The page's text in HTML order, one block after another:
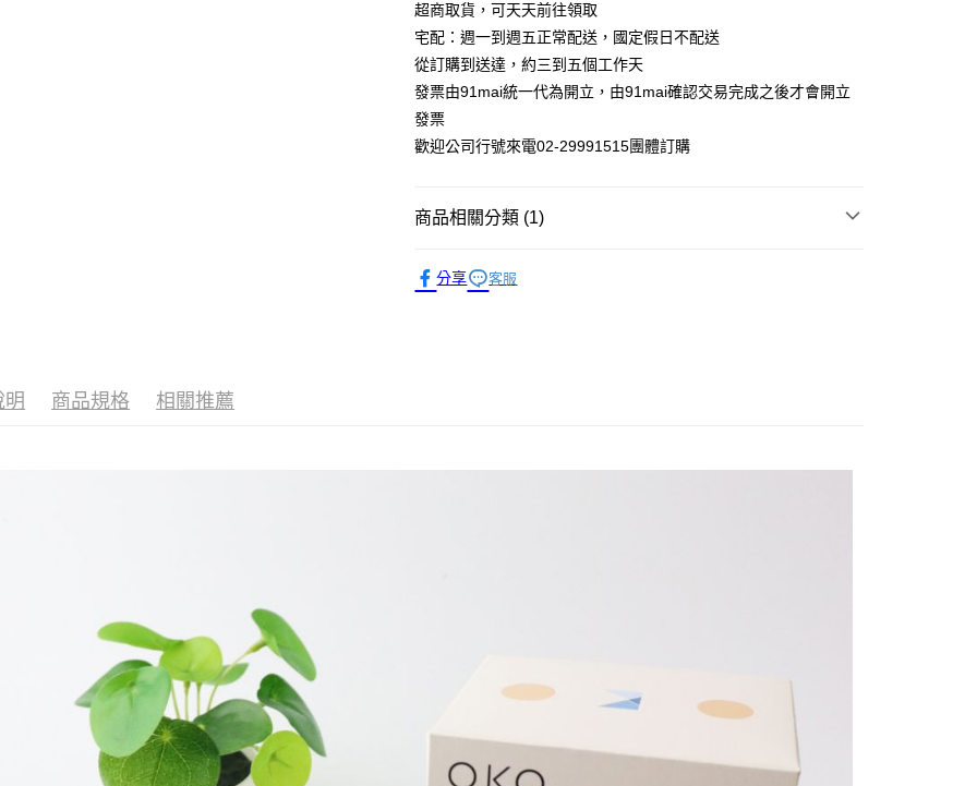
台灣樂天信用卡公司
台新國際商業銀行
台灣樂天信用卡公司
運送方式
全家付款取貨
每筆NT$100，滿NT$699(含以上)免運費
付款後全家取貨
每筆NT$100，滿NT$699(含以上)免運費
每筆NT$100，滿NT$699(含以上)免運費
每筆NT$100，滿NT$699(含以上)免運費
超商取貨，可天天前往領取
宅配：週一到週五正常配送，國定假日不配送
從訂購到送達，約三到五個工作天
發票由91mai統一代為開立，由91mai確認交易完成之後才會開立
發票
歡迎公司行號來電02-29991515團體訂購
商品相關分類 (1)
分享
客服
明 商品規格 相關推薦